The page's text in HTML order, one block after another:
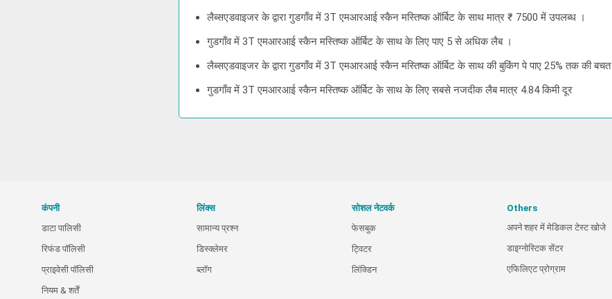
लैब्सएडवाइजर के द्वारा गुडगाँव में 3T एमआरआई स्कैन मस्तिष्क ऑर्बिट के साथ मात्र ₹ 7500 में उपलब्ध ।
गुडगाँव में 3T एमआरआई स्कैन मस्तिष्क ऑर्बिट के साथ के लिए पाए 5 से अधिक लैब ।
लैब्सएडवाइजर के द्वारा गुडगाँव में 3T एमआरआई स्कैन मस्तिष्क ऑर्बिट के साथ की बुकिंग पे पाए 25% तक की बचत
गुडगाँव में 3T एमआरआई स्कैन मस्तिष्क ऑर्बिट के साथ के लिए सबसे नजदीक लैब मात्र 4.84 किमी दूर
कंपनी
डाटा पालिसी
रिफंड पॉलिसी
प्राइवेसी पॉलिसी
नियम & शर्तें
लिंक्स
सामान्य प्रश्न
डिस्क्लेमर
ब्लॉग
सोशल नेटवर्क
फेसबुक
ट्विटर
लिंक्डिन
Others
अपने शहर में मेडिकल टेस्ट खोजे
डाइग्नोस्टिक सेंटर
एफिलिएट प्रोग्राम